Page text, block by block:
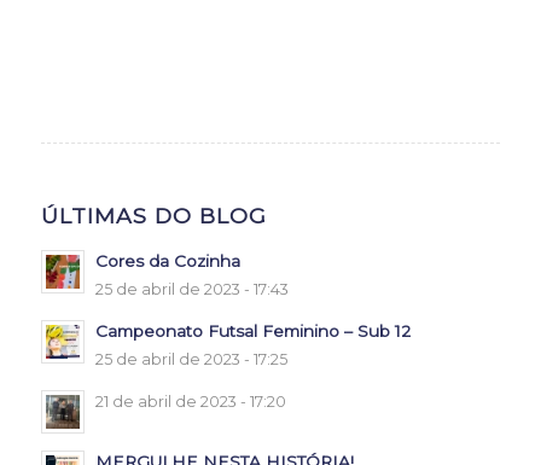
ÚLTIMAS DO BLOG
Cores da Cozinha
25 de abril de 2023 - 17:43
Campeonato Futsal Feminino – Sub 12
25 de abril de 2023 - 17:25
21 de abril de 2023 - 17:20